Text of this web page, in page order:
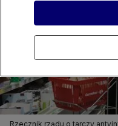
Rzecznik rządu o tarczy